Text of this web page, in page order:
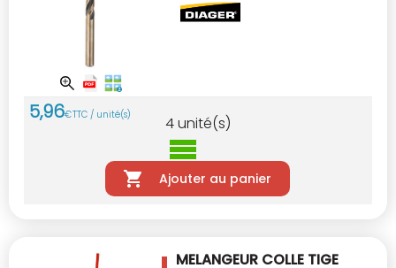
5,96€TTC / unité(s) 4unité(s)
Ajouter au panier
MELANGEUR COLLE TIGE